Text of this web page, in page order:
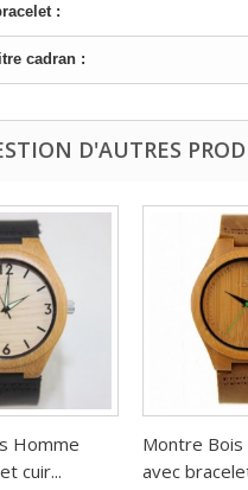
:
cadran :
D'AUTRES
Homme
cuir...
Montre
avec